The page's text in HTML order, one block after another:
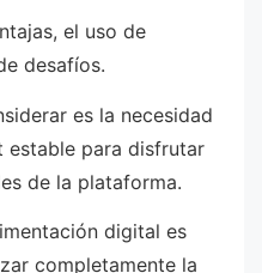
el uso de
desafíos.
es la necesidad
estable para disfrutar
de la plataforma.
digital es
completamente la